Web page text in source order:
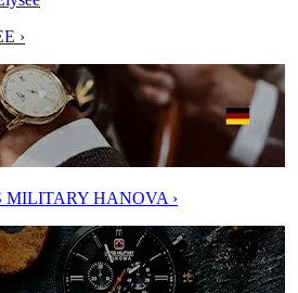
›
MILITARY HANOVA ›